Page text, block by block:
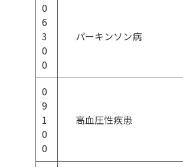
0
6
3
0
0
パーキンソン病
0
9
1
0
0
高血圧性疾患